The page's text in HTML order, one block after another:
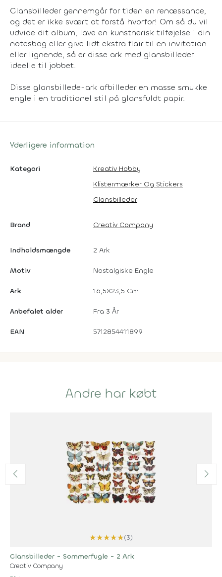
Glansbilleder gennemgår for tiden en renæssance,
og det er ikke svært at forstå hvorfor! Om så du vil
udvide dit album, lave en kunstnerisk tilføjelse i din
notesbog eller give lidt ekstra flair til en invitation
eller lignende, så er disse ark med glansbilleder
ideelle til jobbet.
Disse glansbillede-ark afbilleder en masse smukke
engle i en traditionel stil på glansfuldt papir.
Yderligere information
Kategori
Kreativ Hobby
Klistermærker Og Stickers
Glansbilleder
Brand Creativ Company
Indholdsmængde 2 Ark
Motiv Nostalgiske Engle
Ark 16,5X23,5 Cm
Anbefalet alder Fra 3 År
EAN 5712854411899
Andre har købt
★★★★★(3)
Glansbilleder - Sommerfugle - 2 Ark
Creativ Company